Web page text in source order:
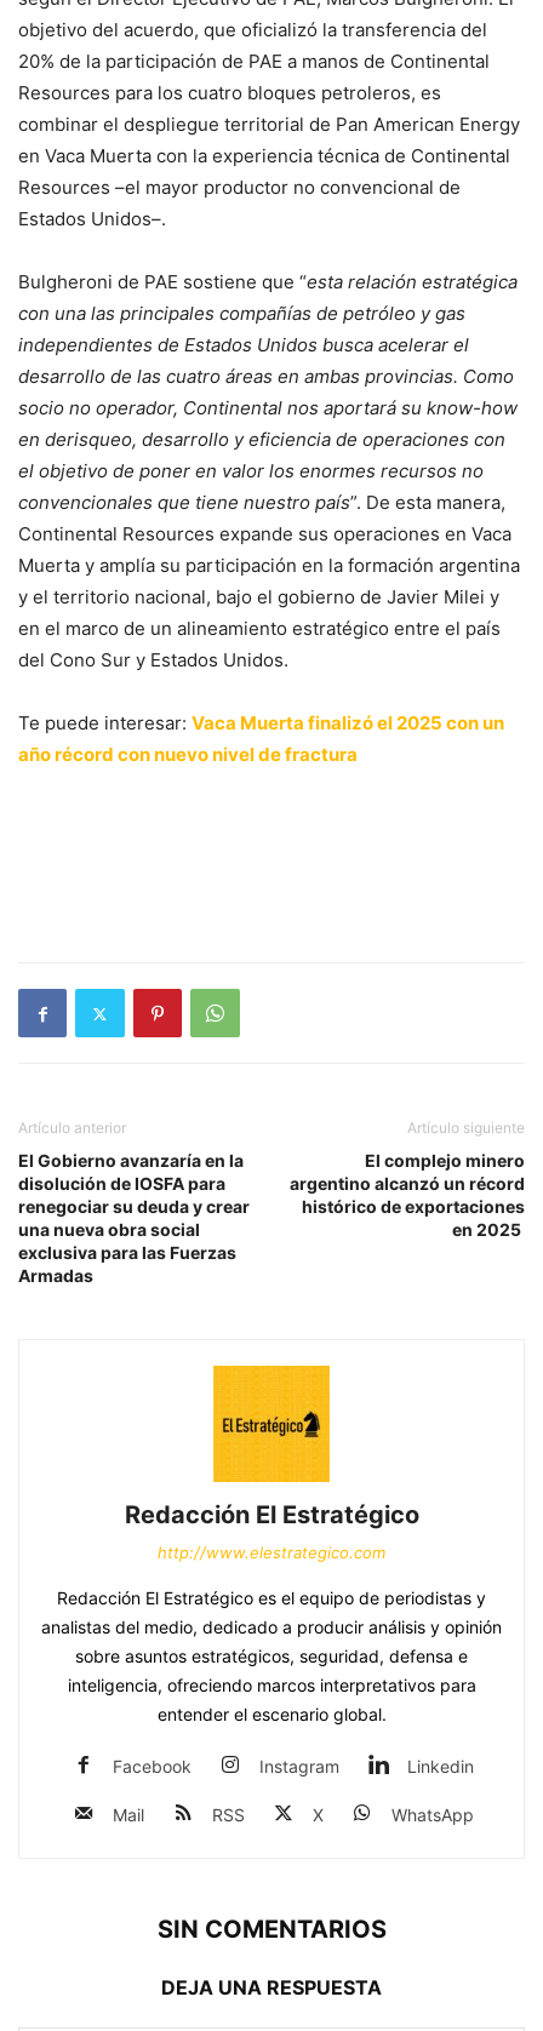
objetivo del acuerdo, que oficializó la transferencia del
20% de la participación de PAE a manos de Continental
Resources para los cuatro bloques petroleros, es
combinar el despliegue territorial de Pan American Energy
en Vaca Muerta con la experiencia técnica de Continental
Resources –el mayor productor no convencional de
Estados Unidos–.
Bulgheroni de PAE sostiene que “esta relación estratégica
con una las principales compañías de petróleo y gas
independientes de Estados Unidos busca acelerar el
desarrollo de las cuatro áreas en ambas provincias. Como
socio no operador, Continental nos aportará su know-how
en derisqueo, desarrollo y eficiencia de operaciones con
el objetivo de poner en valor los enormes recursos no
convencionales que tiene nuestro país”. De esta manera,
Continental Resources expande sus operaciones en Vaca
Muerta y amplía su participación en la formación argentina
y el territorio nacional, bajo el gobierno de Javier Milei y
en el marco de un alineamiento estratégico entre el país
del Cono Sur y Estados Unidos.
Te puede interesar: Vaca Muerta finalizó el 2025 con un
año récord con nuevo nivel de fractura
Artículo anterior
El Gobierno avanzaría en la
disolución de IOSFA para
renegociar su deuda y crear
una nueva obra social
exclusiva para las Fuerzas
Armadas
Artículo siguiente
El complejo minero
argentino alcanzó un récord
histórico de exportaciones
en 2025
Redacción El Estratégico
http://www.elestrategico.com
Redacción El Estratégico es el equipo de periodistas y
analistas del medio, dedicado a producir análisis y opinión
sobre asuntos estratégicos, seguridad, defensa e
inteligencia, ofreciendo marcos interpretativos para
entender el escenario global.
Facebook Instagram Linkedin
Mail RSS X WhatsApp
SIN COMENTARIOS
DEJA UNA RESPUESTA